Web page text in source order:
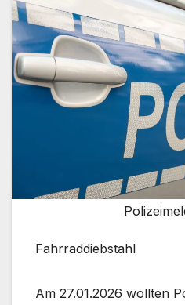
Fahrraddiebstahl
Am 27.01.2026 wollten